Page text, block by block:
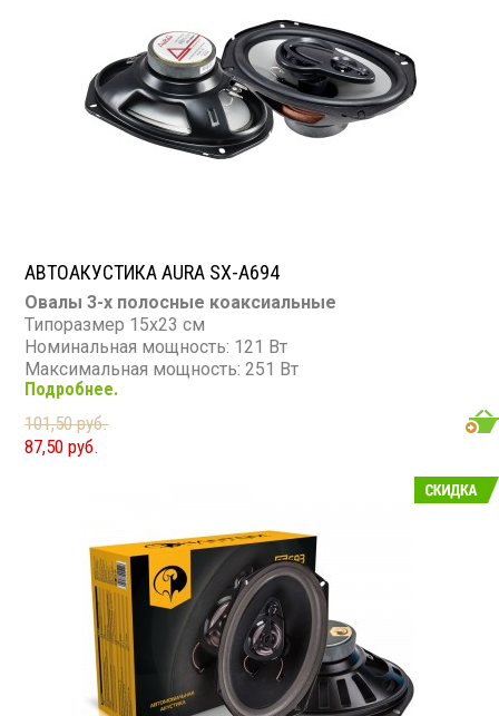
АВТОАКУСТИКА AURA SX-A694
Овалы 3-х полосные коаксиальные
Типоразмер 15х23 см
Номинальная мощность: 121 Вт
Максимальная мощность: 251 Вт
Диапазон частот: 45 - 20 000 Гц
Чувствительность: 93 дБ
Сопротивление: 4 Ом
Подробнее.
101,50 руб.
87,50 руб.